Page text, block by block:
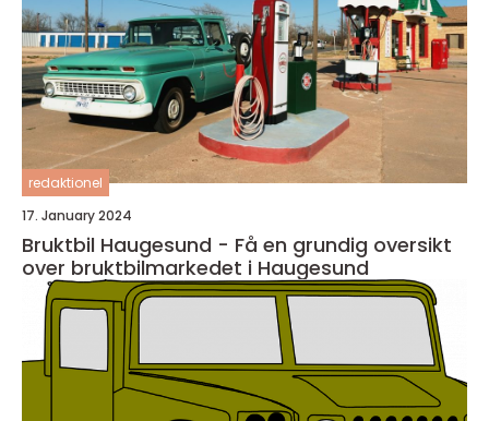
redaktionel
17. January 2024
Bruktbil Haugesund - Få en grundig oversikt
over bruktbilmarkedet i Haugesund